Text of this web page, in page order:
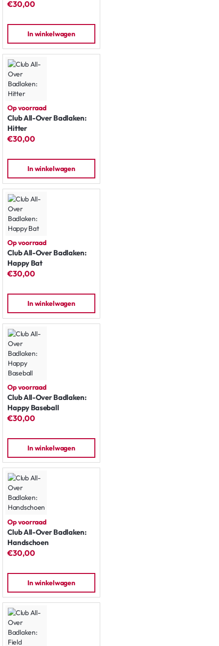
€30,00
In winkelwagen
Op voorraad
Club All-Over Badlaken:
Hitter
€30,00
In winkelwagen
Op voorraad
Club All-Over Badlaken:
Happy Bat
€30,00
In winkelwagen
Op voorraad
Club All-Over Badlaken:
Happy Baseball
€30,00
In winkelwagen
Op voorraad
Club All-Over Badlaken:
Handschoen
€30,00
In winkelwagen